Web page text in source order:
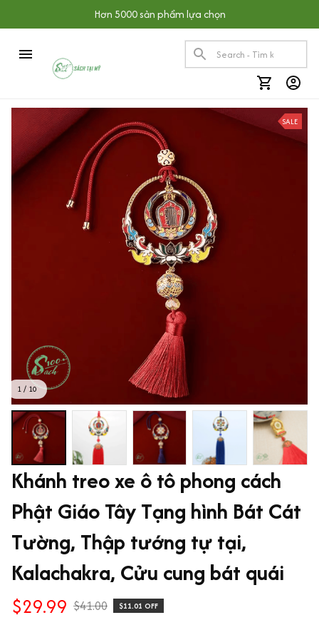
Hơn 5000 sản phẩm lựa chọn
1 / 10
SALE
Khánh treo xe ô tô phong cách
Phật Giáo Tây Tạng hình Bát Cát
Tường, Thập tướng tự tại,
Kalachakra, Cửu cung bát quái
$29.99 $41.00 $11.01 OFF